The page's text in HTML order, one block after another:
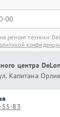
ремонт техники
центра
Капитана
55-83